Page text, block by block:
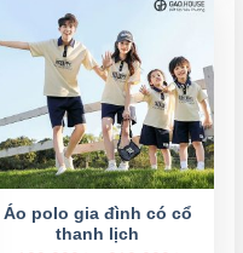
Áo polo gia đình có cổ
thanh lịch